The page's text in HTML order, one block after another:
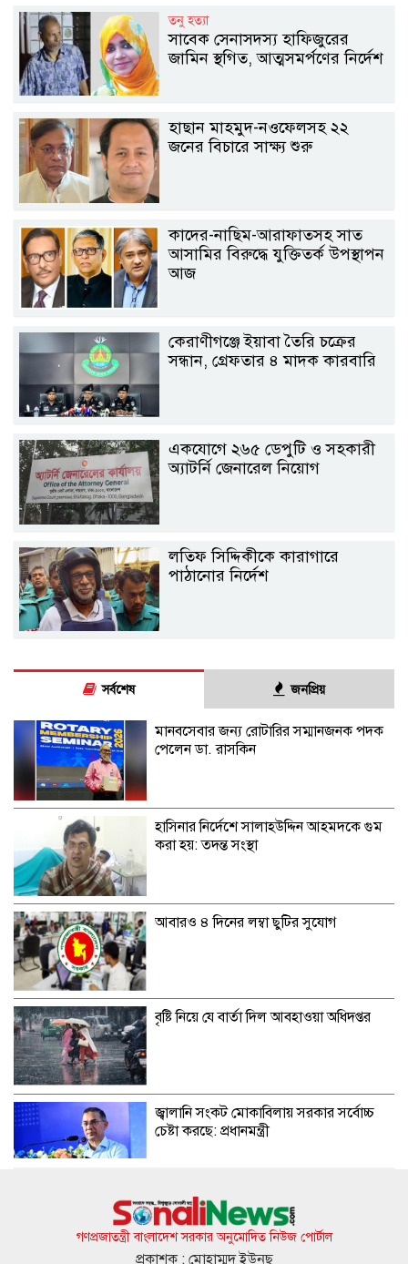
তনু হত্যা
সাবেক সেনাসদস্য হাফিজুরের
জামিন স্থগিত, আত্মসমর্পণের নির্দেশ
হাছান মাহমুদ-নওফেলসহ ২২
জনের বিচারে সাক্ষ্য শুরু
কাদের-নাছিম-আরাফাতসহ সাত
আসামির বিরুদ্ধে যুক্তিতর্ক উপস্থাপন
আজ
কেরাণীগঞ্জে ইয়াবা তৈরি চক্রের
সন্ধান, গ্রেফতার ৪ মাদক কারবারি
একযোগে ২৬৫ ডেপুটি ও সহকারী
অ্যাটর্নি জেনারেল নিয়োগ
লতিফ সিদ্দিকীকে কারাগারে
পাঠানোর নির্দেশ
সর্বশেষ জনপ্রিয়
মানবসেবার জন্য রোটারির সম্মানজনক পদক
পেলেন ডা. রাসকিন
হাসিনার নির্দেশে সালাহউদ্দিন আহমদকে গুম
করা হয়: তদন্ত সংস্থা
আবারও ৪ দিনের লম্বা ছুটির সুযোগ
বৃষ্টি নিয়ে যে বার্তা দিল আবহাওয়া অধিদপ্তর
জ্বালানি সংকট মোকাবিলায় সরকার সর্বোচ্চ
চেষ্টা করছে: প্রধানমন্ত্রী
যুক্তরাষ্ট্র-ইসরাইলের আগ্রাসন মোকাবিলায়
মুসলিম ‘ঐক্যের’ ডাক ইরানের
গণপ্রজাতন্ত্রী বাংলাদেশ সরকার অনুমোদিত নিউজ পোর্টাল
প্রকাশক : মোহাম্মদ ইউনুছ